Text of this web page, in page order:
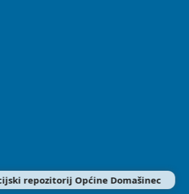
repozitorij Općine Domašinec